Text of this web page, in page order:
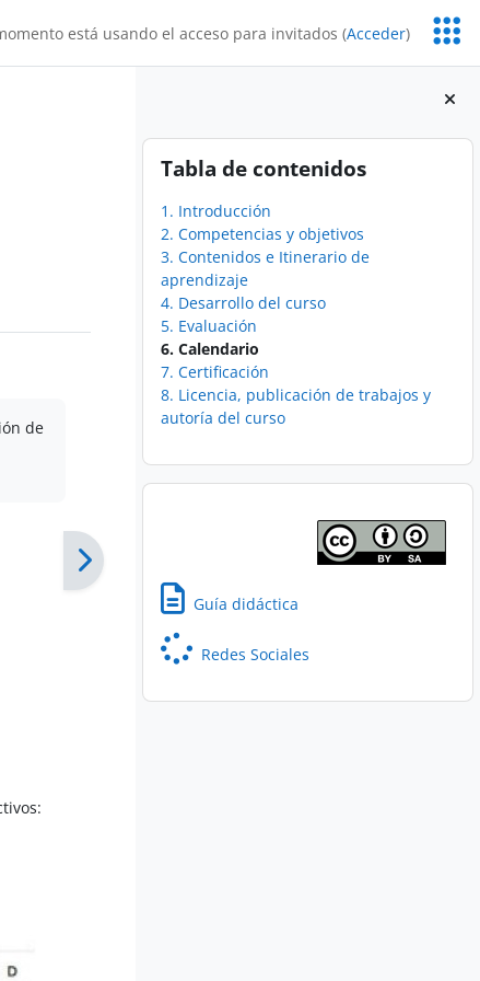
está usando el acceso para invitados (Acceder)
Bloques
Salta Tabla de contenidos
Tabla de contenidos
1. Introducción
2. Competencias y objetivos
3. Contenidos e Itinerario de
aprendizaje
4. Desarrollo del curso
5. Evaluación
6. Calendario
7. Certificación
8. Licencia, publicación de trabajos y
autoría del curso
Guía didáctica
Redes Sociales
de